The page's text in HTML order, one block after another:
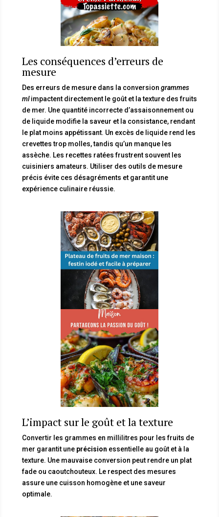
Les conséquences d’erreurs de
mesure
Des erreurs de mesure dans la conversion grammes
mlimpactent directement le goût et la texture des fruits
de mer. Une quantité incorrecte d’assaisonnement ou
de liquide modifie la saveur et la consistance, rendant
le plat moins appétissant. Un excès de liquide rend les
crevettes trop molles, tandis qu’un manque les
assèche. Les recettes ratées frustrent souvent les
cuisiniers amateurs. Utiliser des outils de mesure
précis évite ces désagréments et garantit une
expérience culinaire réussie.
L’impact sur le goût et la texture
Convertir les grammes en millilitres pour les fruits de
mer garantit une précision essentielle au goût et à la
texture. Une mauvaise conversion peut rendre un plat
fade ou caoutchouteux. Le respect des mesures
assure une cuisson homogène et une saveur
optimale.